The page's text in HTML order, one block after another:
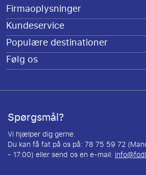
Firmaoplysninger
Kundeservice
Populære destinationer
Følg os
Spørgsmål?
Vi hjælper dig gerne.
Du kan få fat på os på: 78 75 59 72
- 17:00) eller send os en e-mail: